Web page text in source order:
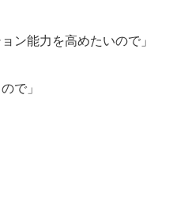
ン能力を高めたいので」
で」